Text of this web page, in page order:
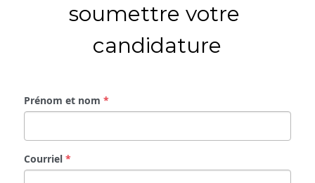
soumettre votre
candidature
Prénom et nom *
Courriel*